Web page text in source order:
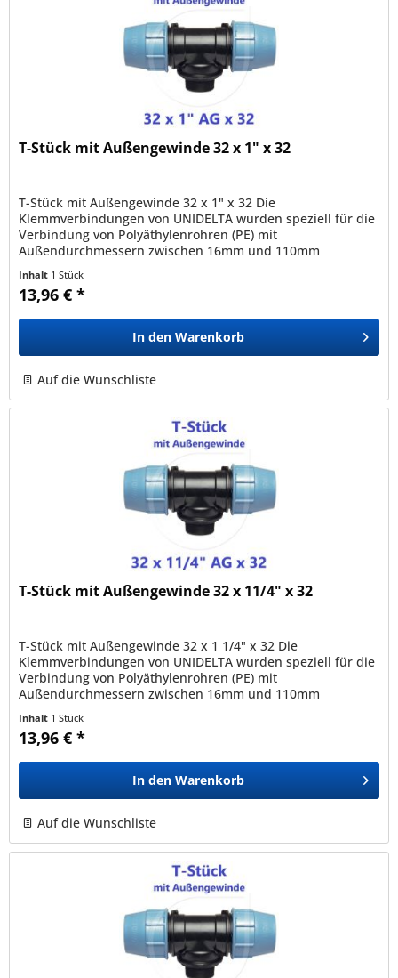
T-Stück mit Außengewinde 32 x 1" x 32
T-Stück mit Außengewinde 32 x 1" x 32 Die
Klemmverbindungen von UNIDELTA wurden speziell für die
Verbindung von Polyäthylenrohren (PE) mit
Außendurchmessern zwischen 16mm und 110mm
Inhalt 1 Stück
13,96 € *
In den Warenkorb
Auf die Wunschliste
T-Stück mit Außengewinde 32 x 11/4" x 32
T-Stück mit Außengewinde 32 x 1 1/4" x 32 Die
Klemmverbindungen von UNIDELTA wurden speziell für die
Verbindung von Polyäthylenrohren (PE) mit
Außendurchmessern zwischen 16mm und 110mm
Inhalt 1 Stück
13,96 € *
In den Warenkorb
Auf die Wunschliste